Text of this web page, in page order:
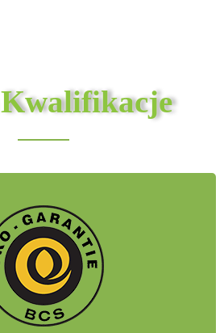
Kwalifikacje